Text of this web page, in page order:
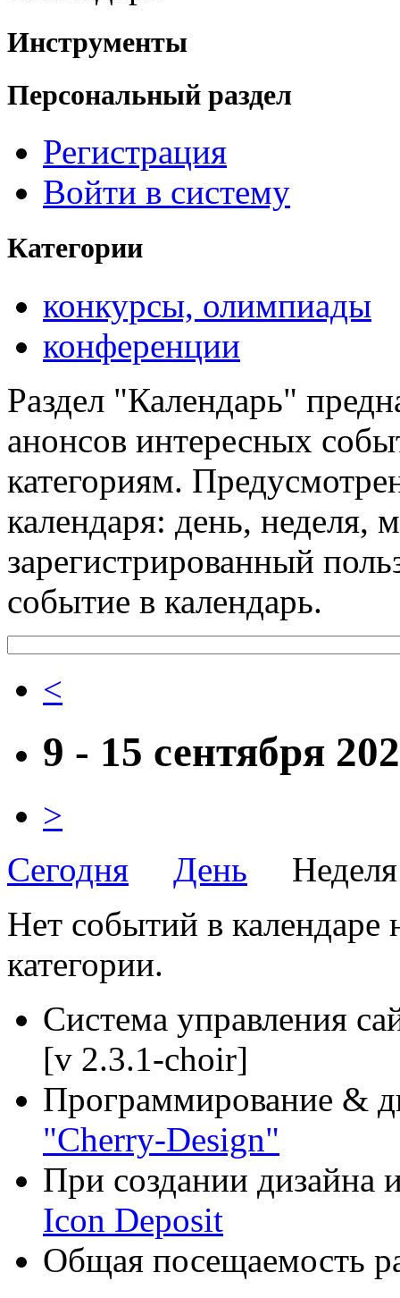
Инструменты
Персональный раздел
Регистрация
Войти в систему
Категории
конкурсы, олимпиады
конференции
Раздел "Календарь"
анонсов интересных
категориям.
календаря: день, неделя,
зарегистрированный
событие в календарь.
<
9 - 15 сентября
>
Сегодня
День
Нет событий в календаре
категории.
Система управления
[v 2.3.1-choir]
Программирование &
"Cherry-Design"
При создании дизайна
Icon Deposit
Общая посещаемость